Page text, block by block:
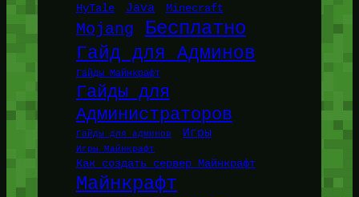
HyTale Java Minecraft
Mojang Бесплатно
Гайд для Админов
Гайды Майнкрафт
Гайды для
Администраторов
Гайды для админов Игры
Игры Майнкрафт
Как создать сервер Майнкрафт
Майнкрафт